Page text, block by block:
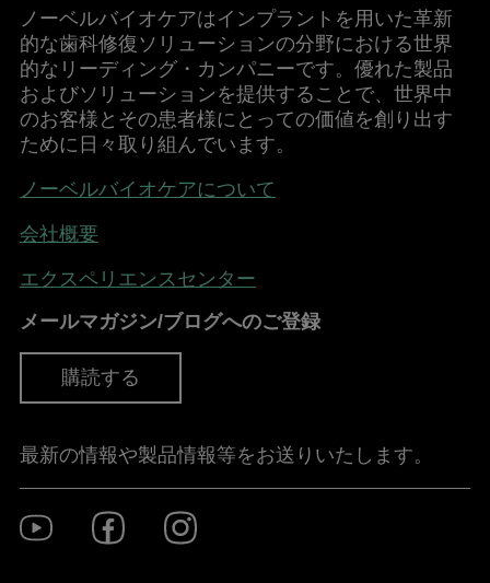
ノーベルバイオケアはインプラントを用いた革新
的な歯科修復ソリューションの分野における世界
的なリーディング・カンパニーです。優れた製品
およびソリューションを提供することで、世界中
のお客様とその患者様にとっての価値を創り出す
ために日々取り組んでいます。
ノーベルバイオケアについて
会社概要
エクスペリエンスセンター
メールマガジン/ブログへのご登録
購読する
最新の情報や製品情報等をお送りいたします。
Footer
Social
Youtube FacebookInstagram